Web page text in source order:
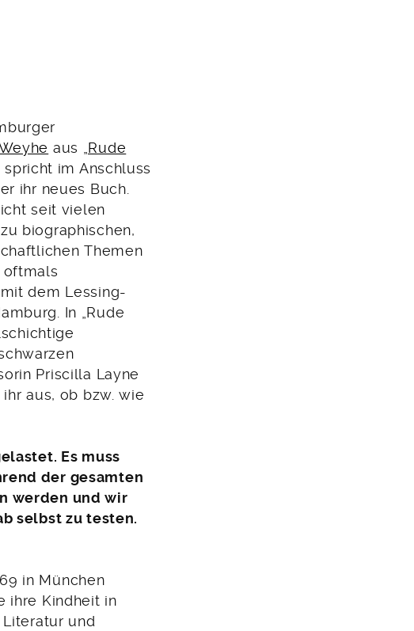
aus
„Rude
spricht im Anschluss
ihr neues Buch.
seit vielen
biographischen,
Themen
oftmals
dem Lessing-
In „Rude
Priscilla Layne
aus, ob bzw. wie
Es muss
der gesamten
werden und wir
selbst zu testen.
in München
ihre Kindheit in
und